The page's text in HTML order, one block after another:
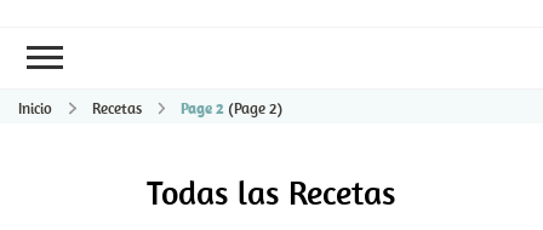
Inicio Recetas Page 2 (Page 2)
Todas las Recetas